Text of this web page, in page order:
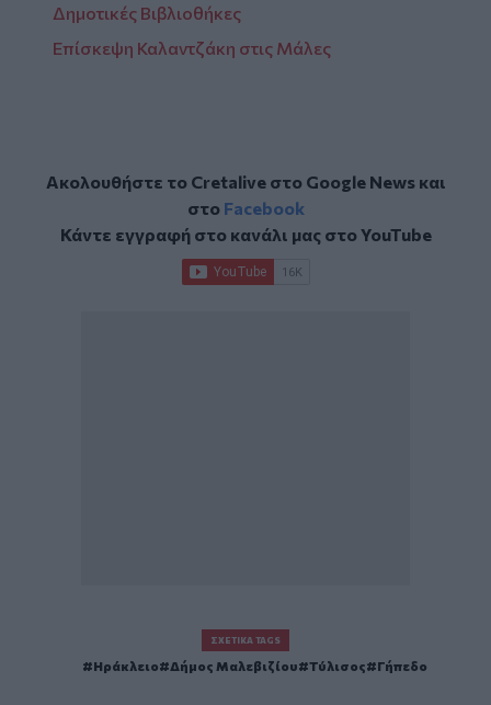
Δημοτικές Βιβλιοθήκες
Επίσκεψη Καλαντζάκη στις Μάλες
Ακολουθήστε το Cretalive στο Google Newsκαι
στο Facebook
Κάντε εγγραφή στο κανάλι μας στοYouTube
ΣΧΕΤΙΚΆ TAGS
Ηράκλειο Δήμος Μαλεβιζίου Τύλισος Γήπεδο